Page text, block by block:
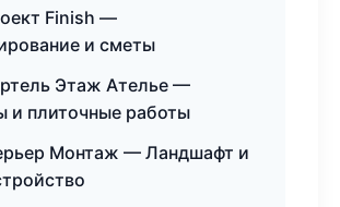
Finish —
и сметы
Этаж Ателье —
и плиточные работы
Монтаж — Ландшафт и